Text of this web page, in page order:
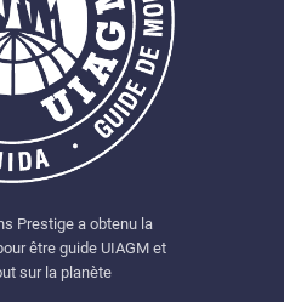
Prestige a obtenu la
être guide UIAGM et
sur la planète